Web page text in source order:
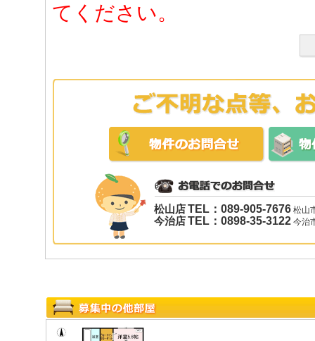
てください。
松山店 TEL：089-905-7676 松山
今治店 TEL：0898-35-3122 今治